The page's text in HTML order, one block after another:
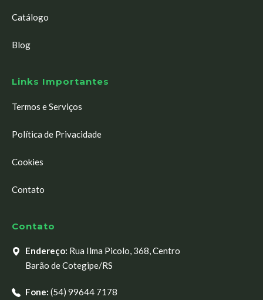
Catálogo
Blog
Links Importantes
Termos e Serviços
Política de Privacidade
Cookies
Contato
Contato
Endereço: Rua Ilma Picolo, 368, Centro
Barão de Cotegipe/RS
Fone: (54) 99644 7178